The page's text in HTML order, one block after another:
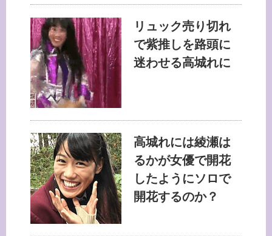
リュック売り切れ
で紫推しを路頭に
迷わせる高城れに
高城れには綾瀬は
るかが女優で開花
したようにソロで
開花するのか？